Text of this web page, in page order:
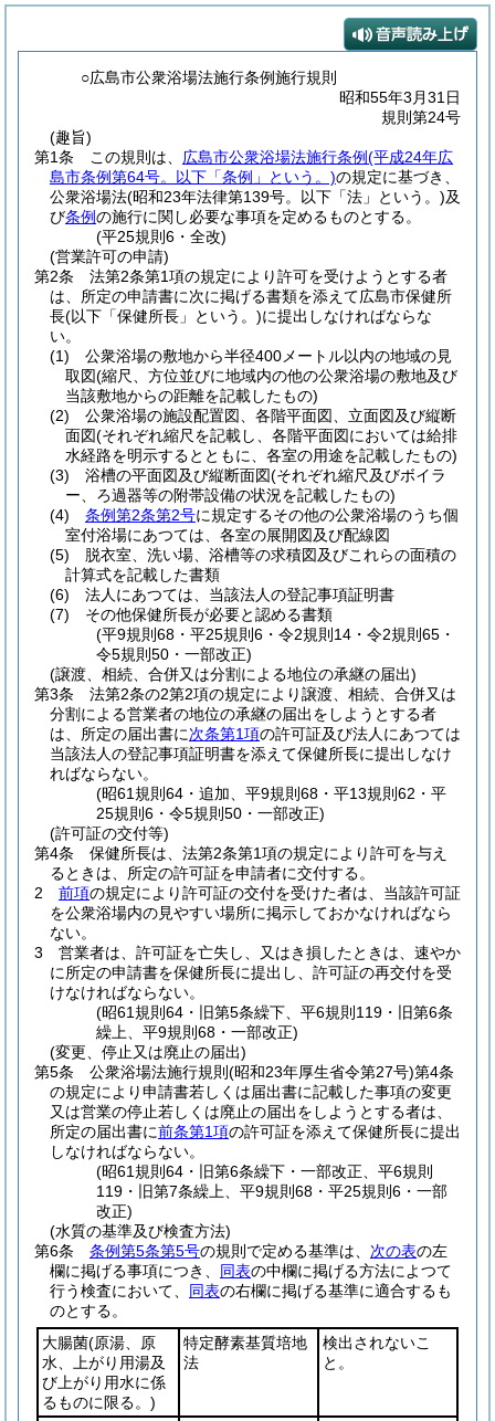
○広島市公衆浴場法施行条例施行規則
昭和55年3月31日
規則第24号
(趣旨)
第1条
この規則は、 広島市公衆浴場法施行条例(平成24年広
島市条例第64号。以下「条例」という。)の規定に基づき、
公衆浴場法(昭和23年法律第139号。以下「法」という。)及
び条例の施行に関し必要な事項を定めるものとする。
(平25規則6・全改)
(営業許可の申請)
第2条
法第2条第1項の規定により許可を受けようとする者
は、所定の申請書に次に掲げる書類を添えて広島市保健所
長(以下「保健所長」という。)に提出しなければならな
い。
(1)
公衆浴場の敷地から半径400メートル以内の地域の見
取図(縮尺、方位並びに地域内の他の公衆浴場の敷地及び
当該敷地からの距離を記載したもの)
(2)
公衆浴場の施設配置図、各階平面図、立面図及び縦断
面図(それぞれ縮尺を記載し、各階平面図においては給排
水経路を明示するとともに、各室の用途を記載したもの)
(3)
浴槽の平面図及び縦断面図(それぞれ縮尺及びボイラ
ー、ろ過器等の附帯設備の状況を記載したもの)
(4)
条例第2条第2号に規定するその他の公衆浴場のうち個
室付浴場にあつては、各室の展開図及び配線図
(5)
脱衣室、洗い場、浴槽等の求積図及びこれらの面積の
計算式を記載した書類
(6)
法人にあつては、当該法人の登記事項証明書
(7)
その他保健所長が必要と認める書類
(平9規則68・平25規則6・令2規則14・令2規則65・
令5規則50・一部改正)
(譲渡、相続、合併又は分割による地位の承継の届出)
第3条
法第2条の2第2項の規定により譲渡、相続、合併又は
分割による営業者の地位の承継の届出をしようとする者
は、所定の届出書に次条第1項の許可証及び法人にあつては
当該法人の登記事項証明書を添えて保健所長に提出しなけ
ればならない。
(昭61規則64・追加、平9規則68・平13規則62・平
25規則6・令5規則50・一部改正)
(許可証の交付等)
第4条
保健所長は、法第2条第1項の規定により許可を与え
るときは、所定の許可証を申請者に交付する。
2
前項の規定により許可証の交付を受けた者は、当該許可証
を公衆浴場内の見やすい場所に掲示しておかなければなら
ない。
3
営業者は、許可証を亡失し、又はき損したときは、速やか
に所定の申請書を保健所長に提出し、許可証の再交付を受
けなければならない。
(昭61規則64・旧第5条繰下、平6規則119・旧第6条
繰上、平9規則68・一部改正)
(変更、停止又は廃止の届出)
第5条
公衆浴場法施行規則 (昭和23年厚生省令第27号)第4条
の規定により申請書若しくは届出書に記載した事項の変更
又は営業の停止若しくは廃止の届出をしようとする者は、
所定の届出書に前条第1項の許可証を添えて保健所長に提出
しなければならない。
(昭61規則64・旧第6条繰下・一部改正、平6規則
119・旧第7条繰上、平9規則68・平25規則6・一部
改正)
(水質の基準及び検査方法)
第6条
条例第5条第5号の規則で定める基準は、 次の表の左
欄に掲げる事項につき、 同表の中欄に掲げる方法によつて
行う検査において、 同表の右欄に掲げる基準に適合するも
のとする。
大腸菌(原湯、原
水、上がり用湯及
び上がり用水に係
るものに限る。)
特定酵素基質培地
法
検出されないこ
と。